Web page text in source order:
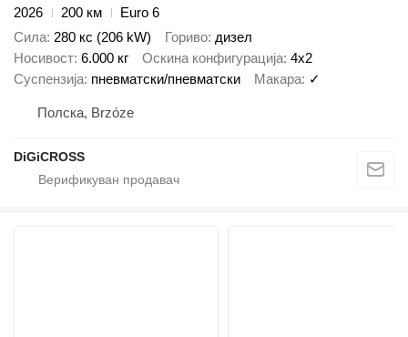
2026
200 км
Euro 6
Сила 280 кс (206 kW) Гориво дизел
Носивост 6.000 кг Оскина конфигурација 4x2
Суспензија пневматски/пневматски Макара ✓
Полска, Brzóze
DiGiCROSS